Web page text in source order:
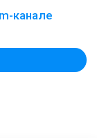
канале